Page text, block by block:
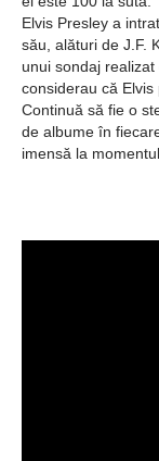
Elvis Presley a
său, alături de J.F.
unui sondaj
considerau că
Continuă să fie o
de albume în
imensă la